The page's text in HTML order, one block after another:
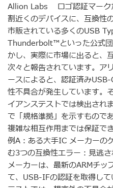
Allion Labs ロゴ認証マーク
割近くのデバイスに、互換性
市販されている多くのUSB
Thunderbolt™といった公式
かし、実際に市場に出ると、
次々と報告されています。ア
ースによると、認証済み
性不具合が発生しています。
イアンステストでは検出され
で「規格準拠」を示すもので
複雑な相互作用までは保証
例A：ある大手IC メーカー
む3つの互換性エラー：見逃
メーカーは、最新のARMチッ
て、USB-IFの認証を取得し